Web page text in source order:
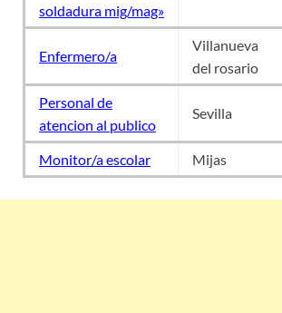
soldadura mig/mag»
Enfermero/a
Villanueva
del rosario
Personal de
atencion al publico
Sevilla
Monitor/a escolar Mijas